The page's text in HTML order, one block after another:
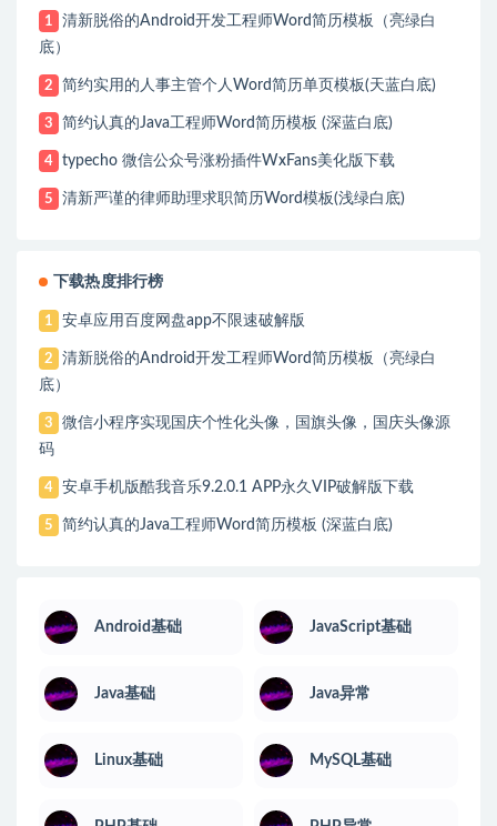
1
清新脱俗的Android开发工程师Word简历模板（亮绿白
底）
2 简约实用的人事主管个人Word简历单页模板(天蓝白底)
3 简约认真的Java工程师Word简历模板 (深蓝白底)
4 typecho 微信公众号涨粉插件WxFans美化版下载
5 清新严谨的律师助理求职简历Word模板(浅绿白底)
下载热度排行榜
1 安卓应用百度网盘app不限速破解版
2
清新脱俗的Android开发工程师Word简历模板（亮绿白
底）
3
微信小程序实现国庆个性化头像，国旗头像，国庆头像源
码
4 安卓手机版酷我音乐9.2.0.1 APP永久VIP破解版下载
5 简约认真的Java工程师Word简历模板 (深蓝白底)
Android基础 JavaScript基础
Java基础 Java异常
Linux基础 MySQL基础